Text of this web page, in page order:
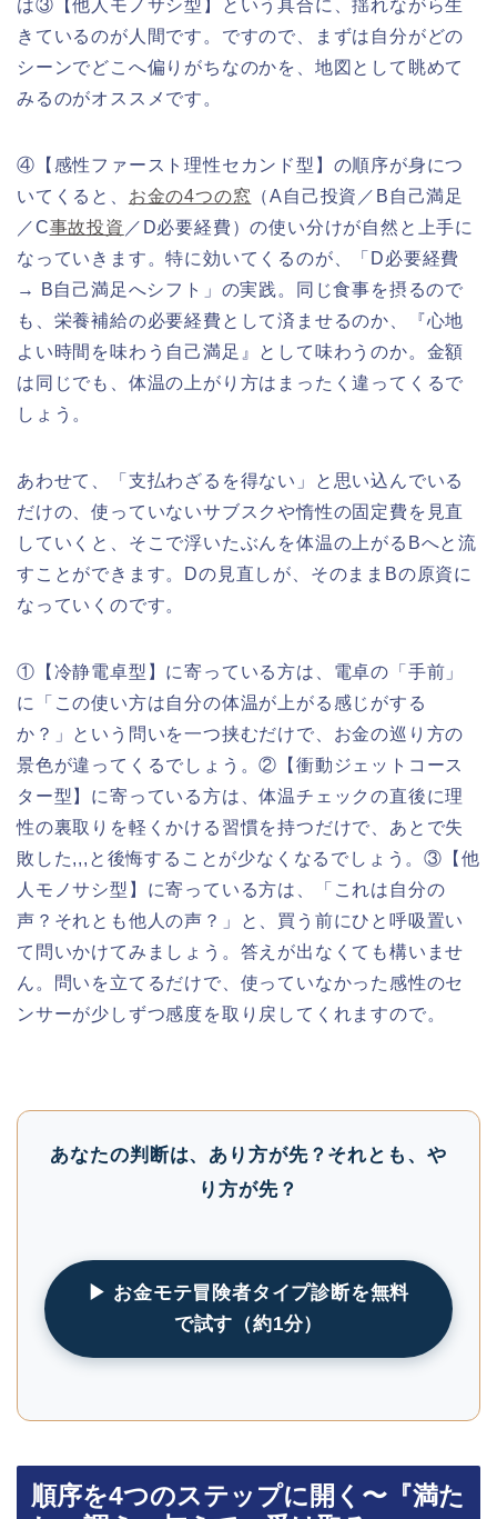
は③【他人モノサシ型】という具合に、揺れながら生
きているのが人間です。ですので、まずは自分がどの
シーンでどこへ偏りがちなのかを、地図として眺めて
みるのがオススメです。
④【感性ファースト理性セカンド型】の順序が身につ
いてくると、 お金の4つの窓 （A自己投資／B自己満足
／C事故投資 ／D必要経費）の使い分けが自然と上手に
なっていきます。特に効いてくるのが、「D必要経費
→ B自己満足へシフト」の実践。同じ食事を摂るので
も、栄養補給の必要経費として済ませるのか、『心地
よい時間を味わう自己満足』として味わうのか。金額
は同じでも、体温の上がり方はまったく違ってくるで
しょう。
あわせて、「支払わざるを得ない」と思い込んでいる
だけの、使っていないサブスクや惰性の固定費を見直
していくと、そこで浮いたぶんを体温の上がるBへと流
すことができます。Dの見直しが、そのままBの原資に
なっていくのです。
①【冷静電卓型】に寄っている方は、電卓の「手前」
に「この使い方は自分の体温が上がる感じがする
か？」という問いを一つ挟むだけで、お金の巡り方の
景色が違ってくるでしょう。②【衝動ジェットコース
ター型】に寄っている方は、体温チェックの直後に理
性の裏取りを軽くかける習慣を持つだけで、あとで失
敗した,,,と後悔することが少なくなるでしょう。③【他
人モノサシ型】に寄っている方は、「これは自分の
声？それとも他人の声？」と、買う前にひと呼吸置い
て問いかけてみましょう。答えが出なくても構いませ
ん。問いを立てるだけで、使っていなかった感性のセ
ンサーが少しずつ感度を取り戻してくれますので。
あなたの判断は、あり方が先？それとも、や
り方が先？
▶ お金モテ冒険者タイプ診断を無料
で試す（約1分）
順序を4つのステップに開く〜『満た